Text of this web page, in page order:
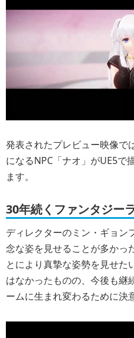
発表されたプレビュー映像で
になるNPC「ナオ」がUE5で
ます。
30年続くファンタジー
ディレクターのミン・ギョン
念な姿を見せることが多かっ
とにより真摯な姿勢を見せた
はなかったものの、今後も継
ームに生まれ変わるために決